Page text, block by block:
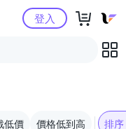
物中心登入
低價 價格低到高 排序